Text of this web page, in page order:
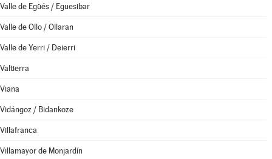
Valle de Egüés / Eguesibar
Valle de Ollo / Ollaran
Valle de Yerri / Deierri
Valtierra
Viana
Vidángoz / Bidankoze
Villafranca
Villamayor de Monjardín